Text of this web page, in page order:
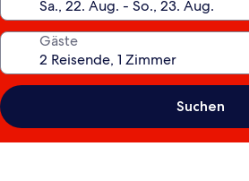
Gäste
Suchen